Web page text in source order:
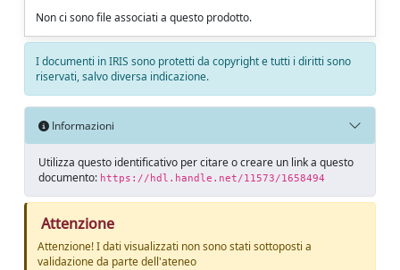
Non ci sono file associati a questo prodotto.
I documenti in IRIS sono protetti da copyright e tutti i diritti sono
riservati, salvo diversa indicazione.
Informazioni
Utilizza questo identificativo per citare o creare un link a questo
documento: https://hdl.handle.net/11573/1658494
Attenzione
Attenzione! I dati visualizzati non sono stati sottoposti a
validazione da parte dell'ateneo